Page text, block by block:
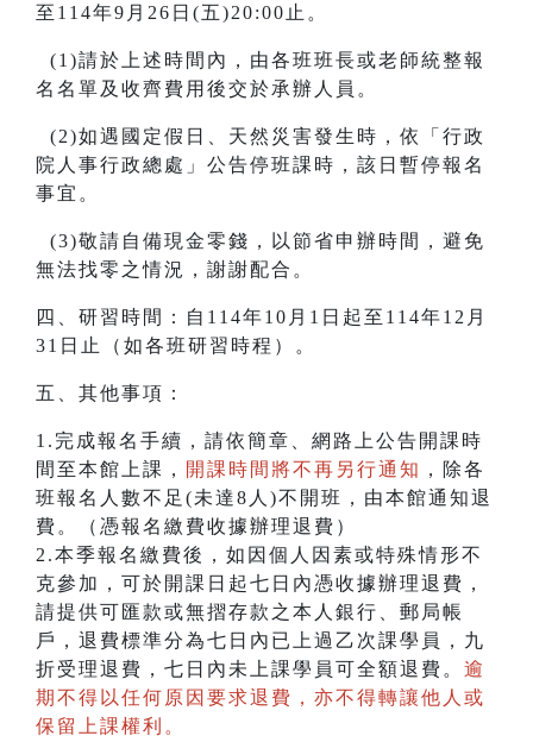
至114年9月26日(五)20:00止。
(1)請於上述時間內，由各班班長或老師統整報
名名單及收齊費用後交於承辦人員。
(2)如遇國定假日、天然災害發生時，依「行政
院人事行政總處」公告停班課時，該日暫停報名
事宜。
(3)敬請自備現金零錢，以節省申辦時間，避免
無法找零之情況，謝謝配合。
四、研習時間：自114年10月1日起至114年12月
31日止（如各班研習時程）。
五、其他事項：
1.完成報名手續，請依簡章、網路上公告開課時
間至本館上課，
開課時間將不再另行通知 ，除各
班報名人數不足(未達8人)不開班，由本館通知退
費。（憑報名繳費收據辦理退費）
2.本季報名繳費後，如因個人因素或特殊情形不
克參加，可於開課日起七日內憑收據辦理退費，
請提供可匯款或無摺存款之本人銀行、郵局帳
戶，退費標準分為七日內已上過乙次課學員，九
折受理退費，七日內未上課學員可全額退費。 逾
期不得以任何原因要求退費，亦不得轉讓他人或
保留上課權利。